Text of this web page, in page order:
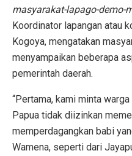
masyarakat-lapago-demo-
Koordinator lapangan atau
Kogoya, mengatakan
menyampaikan beberapa
pemerintah daerah.
“Pertama, kami minta
Papua tidak diizinkan
memperdagangkan babi
Wamena, seperti dari